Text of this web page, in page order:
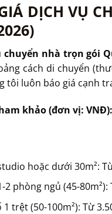
DỊCH VỤ
chuyển nhà trọn gói
cách di chuyển
tôi luôn báo giá cạnh
khảo (đơn vị: VNĐ):
hoặc dưới 30m²:
2 phòng ngủ (45-80m²):
trệt (50-100m²): Từ